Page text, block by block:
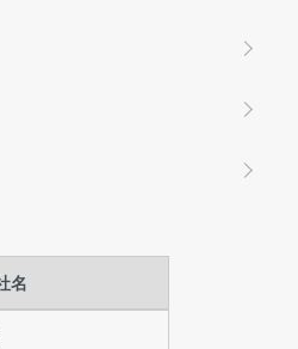
名